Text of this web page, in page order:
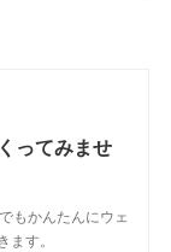
ってみませ
もかんたんにウェ
す。